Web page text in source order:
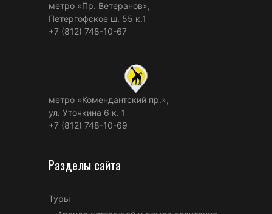
метро «Пр. Ветеранов»,
Петергофское ш. 55 к.1
+7 (812) 748-10-67
метро «Комендантский пр.»,
ул. Уточкина 6 к. 1
+7 (812) 748-10-69
Разделы сайта
Туры